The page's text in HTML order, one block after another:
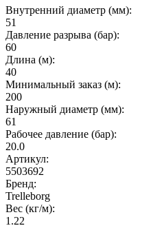
Внутренний диаметр (мм):
51
Давление разрыва (бар):
60
Длина (м):
40
Минимальный заказ (м):
200
Наружный диаметр (мм):
61
Рабочее давление (бар):
20.0
Артикул:
5503692
Бренд:
Trelleborg
Вес (кг/м):
1.22